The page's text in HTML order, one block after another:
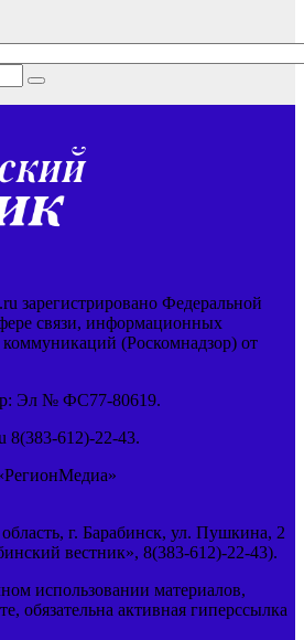
зарегистрировано Федеральной
связи, информационных
(Роскомнадзор) от
Эл № ФС77-80619.
8(383-612)-22-43.
г. Барабинск, ул. Пушкина, 2
вестник», 8(383-612)-22-43).
использовании материалов,
обязательна активная гиперссылка